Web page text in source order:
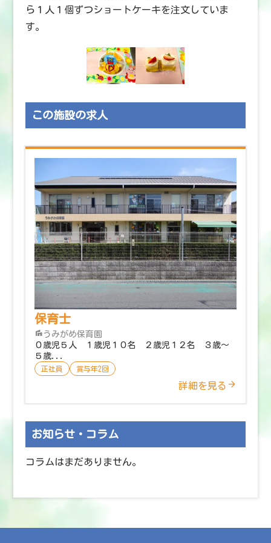
ら１人１個ずつショートケーキを注文していま
す。
この施設の求人
保育士
うみがめ保育園
０歳児５人 １歳児１０名 ２歳児１２名 ３歳～
５歳...
正社員 賞与年2回
詳細を見る
お知らせ・コラム
コラムはまだありません。